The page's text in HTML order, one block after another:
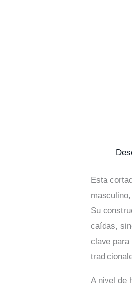
Esta
Su
caídas,
clave para
A nivel de